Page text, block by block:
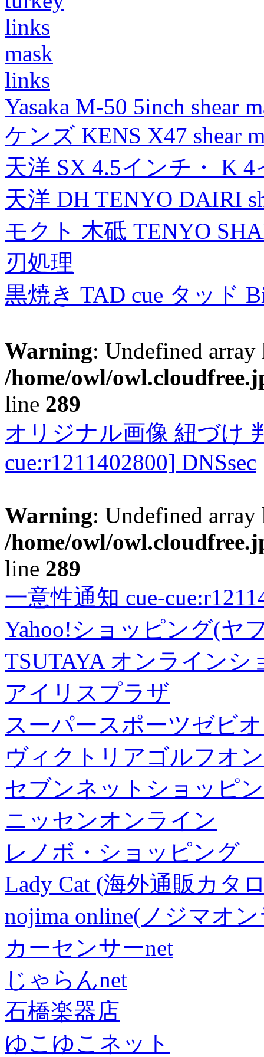
links
mask
links
Yasaka M-50 5inch shear
ケンズ KENS X47 shear
天洋 SX 4.5インチ・ K
天洋 DH TENYO DAIRI
モクト 木砥 TENYO
刃処理
黒焼き TAD cue タッド
Warning: Undefined
/home/owl/
line 289
オリジナル画像 紐づけ
cue:r1211402800] DNSsec
Warning: Undefined
/home/owl/
line 289
一意性通知 cue-
Yahoo!ショッピング(ヤ
TSUTAYA オンラインシ
アイリスプラザ
スーパースポーツゼビ
ヴィクトリアゴルフオ
セブンネットショッピ
ニッセンオンライン
レノボ・ショッピング
Lady Cat (海外通販カタ
nojima online(ノジマオ
カーセンサーnet
じゃらんnet
石橋楽器店
ゆこゆこネット